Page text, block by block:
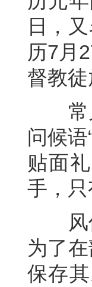
日，
历7月
督教
常见
问候
贴面
手，
风俗
为了
保存